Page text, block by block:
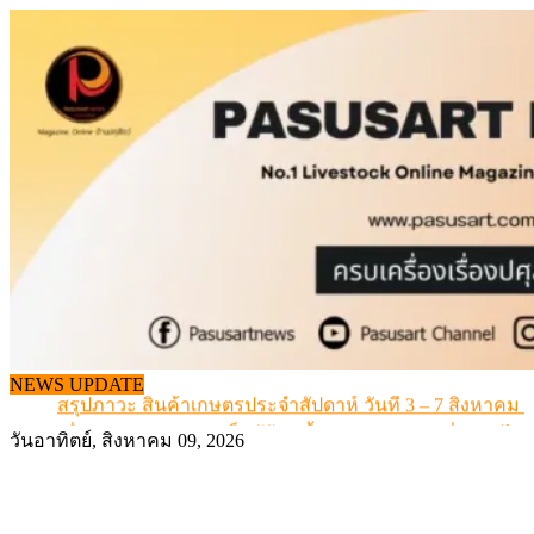
content
NEWS UPDATE
เดินหน้าดัน “ราคากลางโคเนื้อ” แก้ปัญหาราคาโคเนื้อตก
สรุปภาวะ สินค้าเกษตรประจำสัปดาห์ วันที่ 3 – 7 สิงหาคม
เมื่อเกษตรกรถูกมองเป็นผู้ร้ายเบื้องหลังราคาหมูที่สังคมไม่
วันอาทิตย์, สิงหาคม 09, 2026